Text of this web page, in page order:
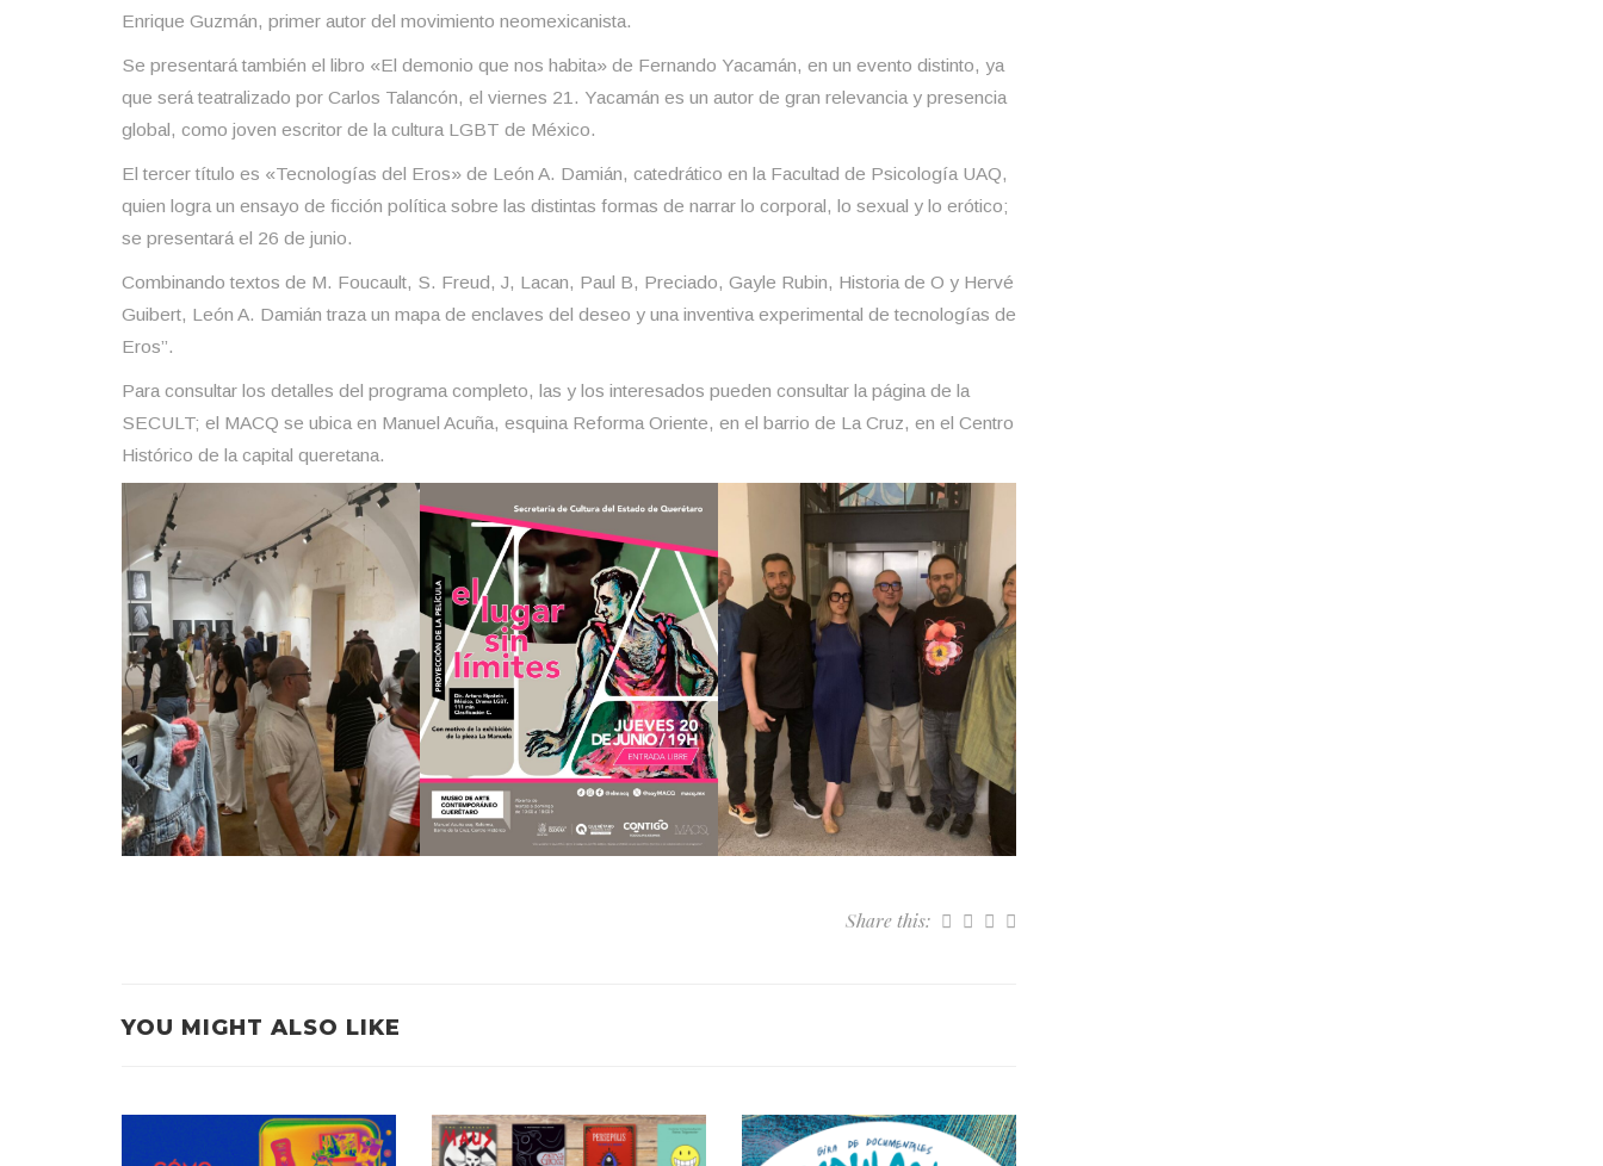
Enrique Guzmán, primer autor del movimiento neomexicanista.
Se presentará también el libro «El demonio que nos habita» de Fernando Yacamán, en un evento distinto, ya
que será teatralizado por Carlos Talancón, el viernes 21. Yacamán es un autor de gran relevancia y presencia
global, como joven escritor de la cultura LGBT de México.
El tercer título es «Tecnologías del Eros» de León A. Damián, catedrático en la Facultad de Psicología UAQ,
quien logra un ensayo de ficción política sobre las distintas formas de narrar lo corporal, lo sexual y lo erótico;
se presentará el 26 de junio.
Combinando textos de M. Foucault, S. Freud, J, Lacan, Paul B, Preciado, Gayle Rubin, Historia de O y Hervé
Guibert, León A. Damián traza un mapa de enclaves del deseo y una inventiva experimental de tecnologías de
Eros”.
Para consultar los detalles del programa completo, las y los interesados pueden consultar la página de la
SECULT; el MACQ se ubica en Manuel Acuña, esquina Reforma Oriente, en el barrio de La Cruz, en el Centro
Histórico de la capital queretana.
Share this:
YOU MIGHT ALSO LIKE